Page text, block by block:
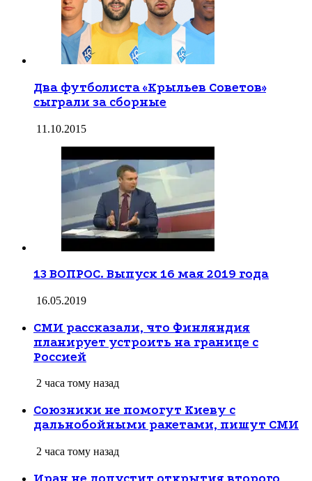
Два футболиста «Крыльев Советов»
сыграли за сборные
11.10.2015
13 ВОПРОС. Выпуск 16 мая 2019 года
16.05.2019
СМИ рассказали, что Финляндия
планирует устроить на границе с
Россией
2 часа тому назад
Союзники не помогут Киеву с
дальнобойными ракетами, пишут СМИ
2 часа тому назад